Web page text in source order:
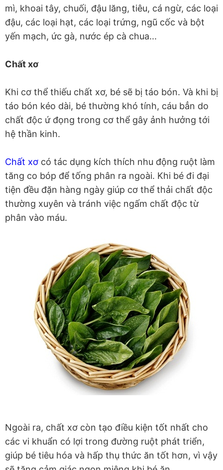
mì, khoai tây, chuối, đậu lăng, tiêu, cá ngừ, các loại
đậu, các loại hạt, các loại trứng, ngũ cốc và bột
yến mạch, ức gà, nước ép cà chua...
Chất xơ
Khi cơ thể thiếu chất xơ, bé sẽ bị táo bón. Và khi bị
táo bón kéo dài, bé thường khó tính, cáu bẳn do
chất độc ứ đọng trong cơ thể gây ảnh hưởng tới
hệ thần kinh.
Chất xơ có tác dụng kích thích nhu động ruột làm
tăng co bóp để tống phân ra ngoài. Khi bé đi đại
tiện đều đặn hàng ngày giúp cơ thể thải chất độc
thường xuyên và tránh việc ngấm chất độc từ
phân vào máu.
Ngoài ra, chất xơ còn tạo điều kiện tốt nhất cho
các vi khuẩn có lợi trong đường ruột phát triển,
giúp bé tiêu hóa và hấp thụ thức ăn tốt hơn, vì vậy